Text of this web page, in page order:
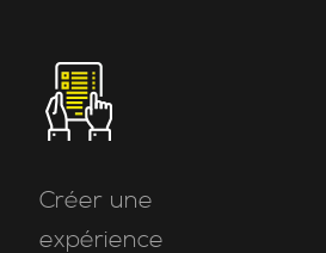
Créer une
expérience